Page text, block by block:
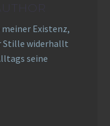
meiner Existenz,
Stille widerhallt
seine